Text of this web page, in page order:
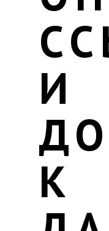
И
К